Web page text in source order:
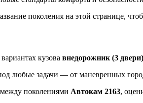
поколения на этой странице,
кузова внедорожник (3 двери)
любые задачи — от маневренных
между поколениями Автокам 2163,